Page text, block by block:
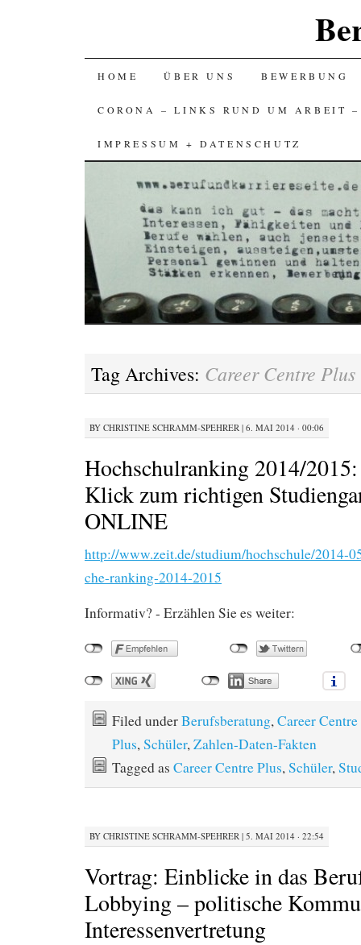
SKIP
TO
CONTENT
HOME ÜBER UNS BEWERBUNG
CORONA – LINKS RUND UM ARBEIT
IMPRESSUM + DATENSCHUTZ
Tag Archives: Career Centre Plus
BY CHRISTINE SCHRAMM-SPEHRER | 6. MAI 2014 · 00:06
Hochschulranking 2014/
Klick zum richtigen
ONLINE
http://www.zeit.de/studium/hochschule/2014-
che-ranking-2014-2015
Informativ? - Erzählen Sie es weiter:
Filed underBerufsberatung,Career Centre
Plus,Schüler,Zahlen-Daten-Fakten
Tagged as Career Centre Plus,Schüler,
BY CHRISTINE SCHRAMM-SPEHRER | 5. MAI 2014 · 22:54
Vortrag: Einblicke in das
Lobbying – politische
Interessenvertretung